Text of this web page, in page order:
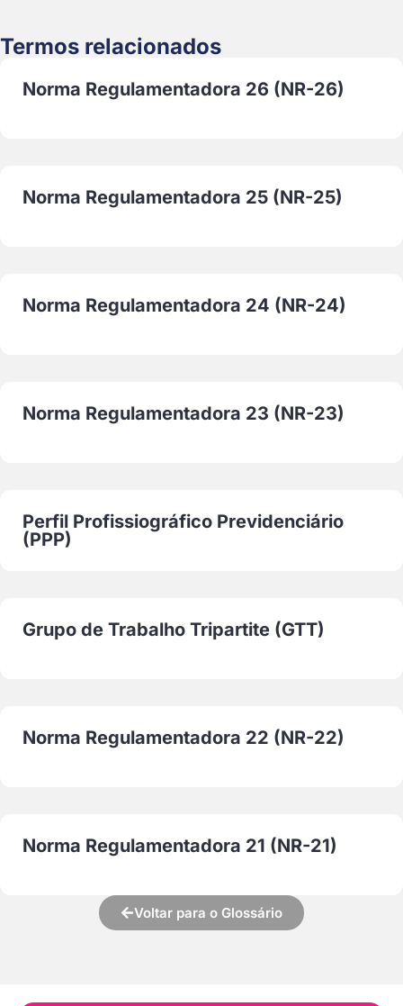
Termos relacionados
Norma Regulamentadora 26 (NR-26)
Norma Regulamentadora 25 (NR-25)
Norma Regulamentadora 24 (NR-24)
Norma Regulamentadora 23 (NR-23)
Perfil Profissiográfico Previdenciário
(PPP)
Grupo de Trabalho Tripartite (GTT)
Norma Regulamentadora 22 (NR-22)
Norma Regulamentadora 21 (NR-21)
Voltar para o Glossário